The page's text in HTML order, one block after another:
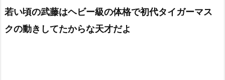
若い頃の武藤はヘビー級の体格で初代タイガーマス
クの動きしてたからな天才だよ